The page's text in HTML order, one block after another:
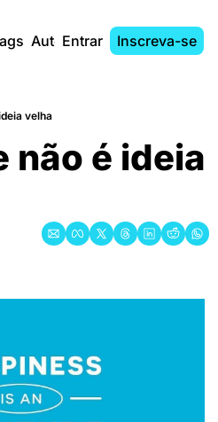
AutoresEntrar Inscreva-se
velha
não é ideia